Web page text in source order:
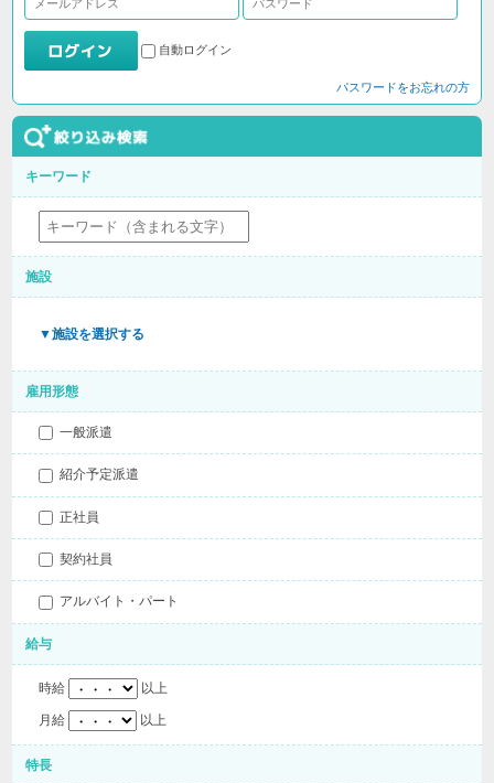
自動ログイン
パスワードをお忘れの方
キーワード
施設
▼施設を選択する
雇用形態
一般派遣
紹介予定派遣
正社員
契約社員
アルバイト・パート
給与
時給 以上
月給 以上
特長